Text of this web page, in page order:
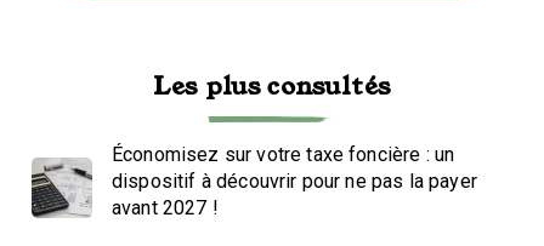
Les plus consultés
Économisez sur votre taxe foncière : un
dispositif à découvrir pour ne pas la payer
avant 2027 !